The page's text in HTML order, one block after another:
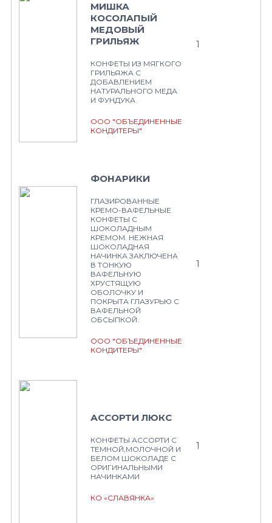
МИШКА
КОСОЛАПЫЙ
МЕДОВЫЙ
ГРИЛЬЯЖ
КОНФЕТЫ ИЗ МЯГКОГО
ГРИЛЬЯЖА С
ДОБАВЛЕНИЕМ
НАТУРАЛЬНОГО МЕДА
И ФУНДУКА.
ООО "ОБЪЕДИНЕННЫЕ
КОНДИТЕРЫ"
1
ФОНАРИКИ
ГЛАЗИРОВАННЫЕ
КРЕМО-ВАФЕЛЬНЫЕ
КОНФЕТЫ С
ШОКОЛАДНЫМ
КРЕМОМ. НЕЖНАЯ
ШОКОЛАДНАЯ
НАЧИНКА ЗАКЛЮЧЕНА
В ТОНКУЮ
ВАФЕЛЬНУЮ
ХРУСТЯЩУЮ
ОБОЛОЧКУ И
ПОКРЫТА ГЛАЗУРЬЮ С
ВАФЕЛЬНОЙ
ОБСЫПКОЙ.
ООО "ОБЪЕДИНЕННЫЕ
КОНДИТЕРЫ"
1
АССОРТИ ЛЮКС
КОНФЕТЫ АССОРТИ С
ТЕМНОЙ,МОЛОЧНОЙ И
БЕЛОМ ШОКОЛАДЕ С
ОРИГИНАЛЬНЫМИ
НАЧИНКАМИ
КО «СЛАВЯНКА»
1